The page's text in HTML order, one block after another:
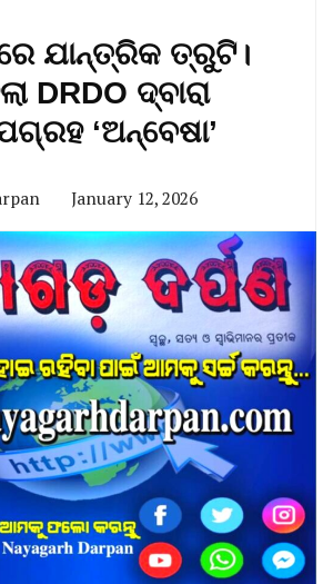
ଯାନ୍ତ୍ରିକ ତ୍ରୁଟି।
DRDO ଦ୍ବାରା
‘ଅନ୍ବେଷା’
January 12, 2026